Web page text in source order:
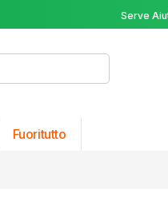
Serve
Fuoritutto